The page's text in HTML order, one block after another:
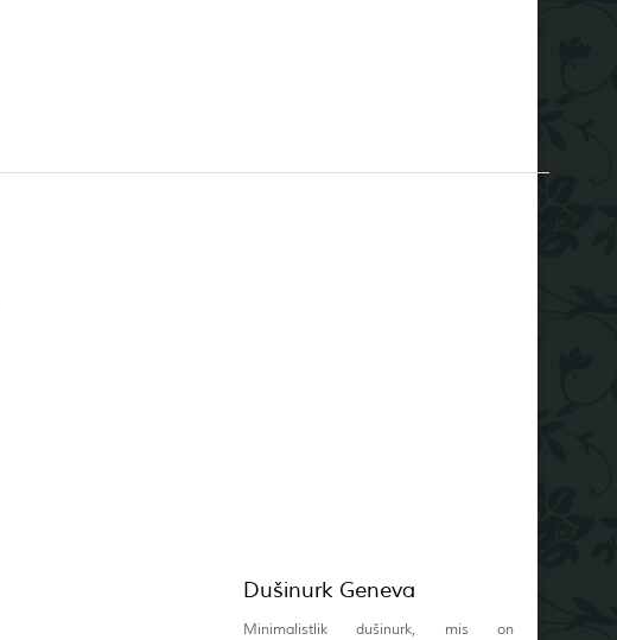
Dušinurk Geneva
Minimalistlik dušinurk, mis on